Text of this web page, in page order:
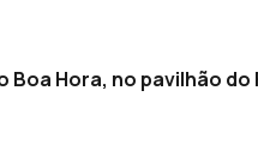
Hora, no pavilhão do